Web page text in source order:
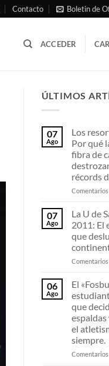
Contacto Boletin de
ACCEDER
ÚLTIMOS
07
Ago
Los
Por qué
fibra de
récords
07
Ago
La U de
2011: El
que
06
Ago
El
que
el
siempre.